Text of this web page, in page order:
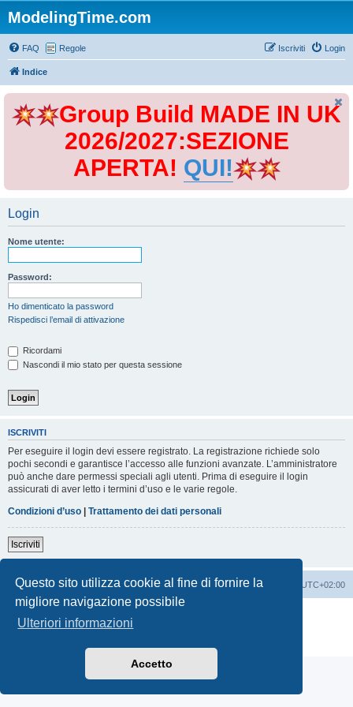
Questo sito utilizza cookie al fine di fornire la
migliore navigazione possibile
Ulteriori informazioni
Accetto
ModelingTime.com
FAQ Regole Login
Iscriviti
Indice
Group Build MADE IN UK
2026/2027:SEZIONE
APERTA! QUI!
Login
Nome utente:
Password:
Ho dimenticato la password
Rispedisci l’email di attivazione
Ricordami
Nascondi il mio stato per questa sessione
ISCRIVITI
Per eseguire il login devi essere registrato. La registrazione richiede solo
pochi secondi e garantisce l’accesso alle funzioni avanzate. L’amministratore
può anche dare permessi speciali agli utenti. Prima di eseguire il login
assicurati di aver letto i termini d’uso e le varie regole.
Condizioni d’uso | Trattamento dei dati personali
Iscriviti
Indice Tutti gli orari sono UTC+02:00
Cancella cookie
Contattaci
Traduzione Italiana